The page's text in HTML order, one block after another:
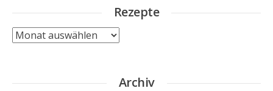
Rezepte
Rezepte
Archiv